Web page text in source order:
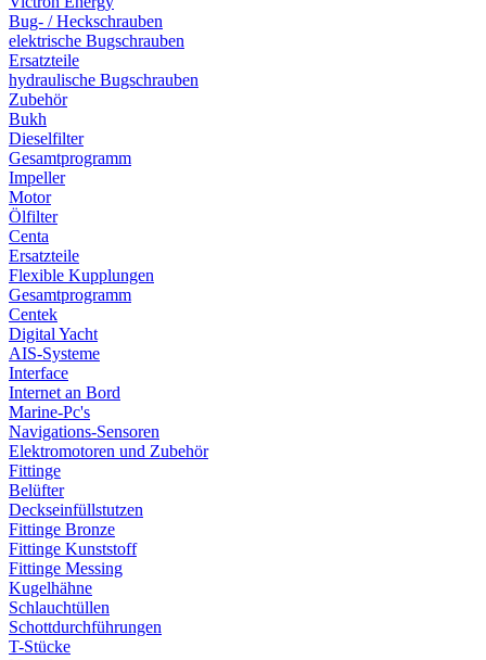
Bug- / Heckschrauben
elektrische Bugschrauben
Ersatzteile
hydraulische Bugschrauben
Zubehör
Bukh
Dieselfilter
Gesamtprogramm
Impeller
Motor
Ölfilter
Centa
Ersatzteile
Flexible Kupplungen
Gesamtprogramm
Centek
Digital Yacht
AIS-Systeme
Interface
Internet an Bord
Marine-Pc's
Navigations-Sensoren
Elektromotoren und Zubehör
Fittinge
Belüfter
Deckseinfüllstutzen
Fittinge Bronze
Fittinge Kunststoff
Fittinge Messing
Kugelhähne
Schlauchtüllen
Schottdurchführungen
T-Stücke